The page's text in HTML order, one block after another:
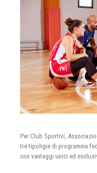
Per Club Sportivi,
tre tipoligie di programma
con vantaggi unici ed